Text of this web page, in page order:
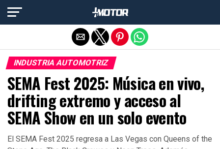
INDUSTRIA AUTOMOTRIZ
SEMA Fest 2025: Música en vivo,
drifting extremo y acceso al
SEMA Show en un solo evento
El SEMA Fest 2025 regresa a Las Vegas con Queens of the
Salir de la versión móvil